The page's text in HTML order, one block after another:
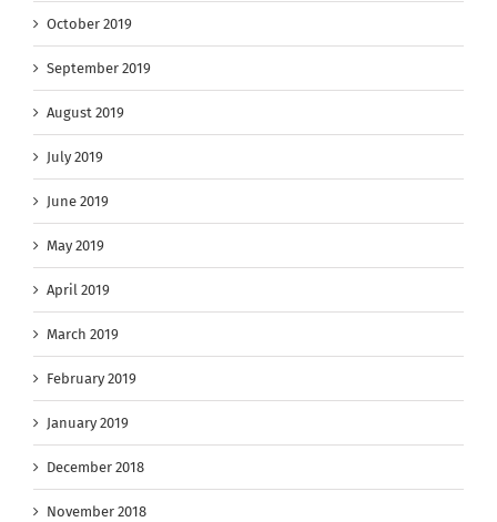
October 2019
September 2019
August 2019
July 2019
June 2019
May 2019
April 2019
March 2019
February 2019
January 2019
December 2018
November 2018